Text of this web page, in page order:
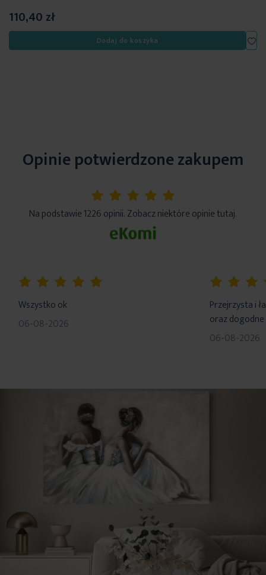
110,40 zł
Dodaj do koszyka
Opinie potwierdzone zakupem
5%
Na podstawie 1226 opinii. Zobacz niektóre opinie tutaj.
Wszystko ok
06-08-2026
Przejrzysta i
oraz
06-08-2026